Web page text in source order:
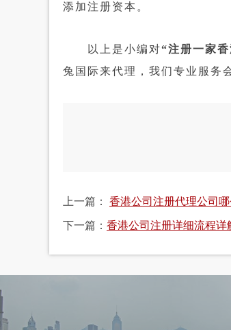
添加注册资本。
以上是小编对“注册一家
兔国际来代理，我们专业服务
上一篇： 香港公司注册代理公司哪
下一篇： 香港公司注册详细流程详